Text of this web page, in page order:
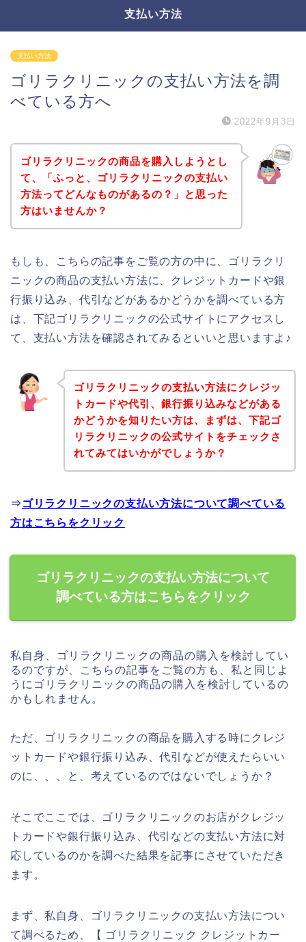
支払い方法
支払い方法
ゴリラクリニックの支払い方法を調
べている方へ
2022年9月3日
ゴリラクリニックの商品を購入しようとし
て、「ふっと、ゴリラクリニックの支払い
方法ってどんなものがあるの？」と思った
方はいませんか？
もしも、こちらの記事をご覧の方の中に、ゴリラクリ
ニックの商品の支払い方法に、クレジットカードや銀
行振り込み、代引などがあるかどうかを調べている方
は、下記ゴリラクリニックの公式サイトにアクセスし
て、支払い方法を確認されてみるといいと思いますよ♪
ゴリラクリニックの支払い方法にクレジッ
トカードや代引、銀行振り込みなどがある
かどうかを知りたい方は、まずは、下記ゴ
リラクリニックの公式サイトをチェックさ
れてみてはいかがでしょうか？
⇒ ゴリラクリニックの支払い方法について調べている
方はこちらをクリック
ゴリラクリニックの支払い方法について
調べている方はこちらをクリック
私自身、ゴリラクリニックの商品の購入を検討してい
るのですが、こちらの記事をご覧の方も、私と同じよ
うにゴリラクリニックの商品の購入を検討しているの
かもしれません。
ただ、ゴリラクリニックの商品を購入する時にクレジ
ットカードや銀行振り込み、代引などが使えたらいい
のに、、、と、考えているのではないでしょうか？
そこでここでは、ゴリラクリニックのお店がクレジッ
トカードや銀行振り込み、代引などの支払い方法に対
応しているのかを調べた結果を記事にさせていただき
ます。
まず、私自身、ゴリラクリニックの支払い方法につい
て調べるため、【 ゴリラクリニック クレジットカー